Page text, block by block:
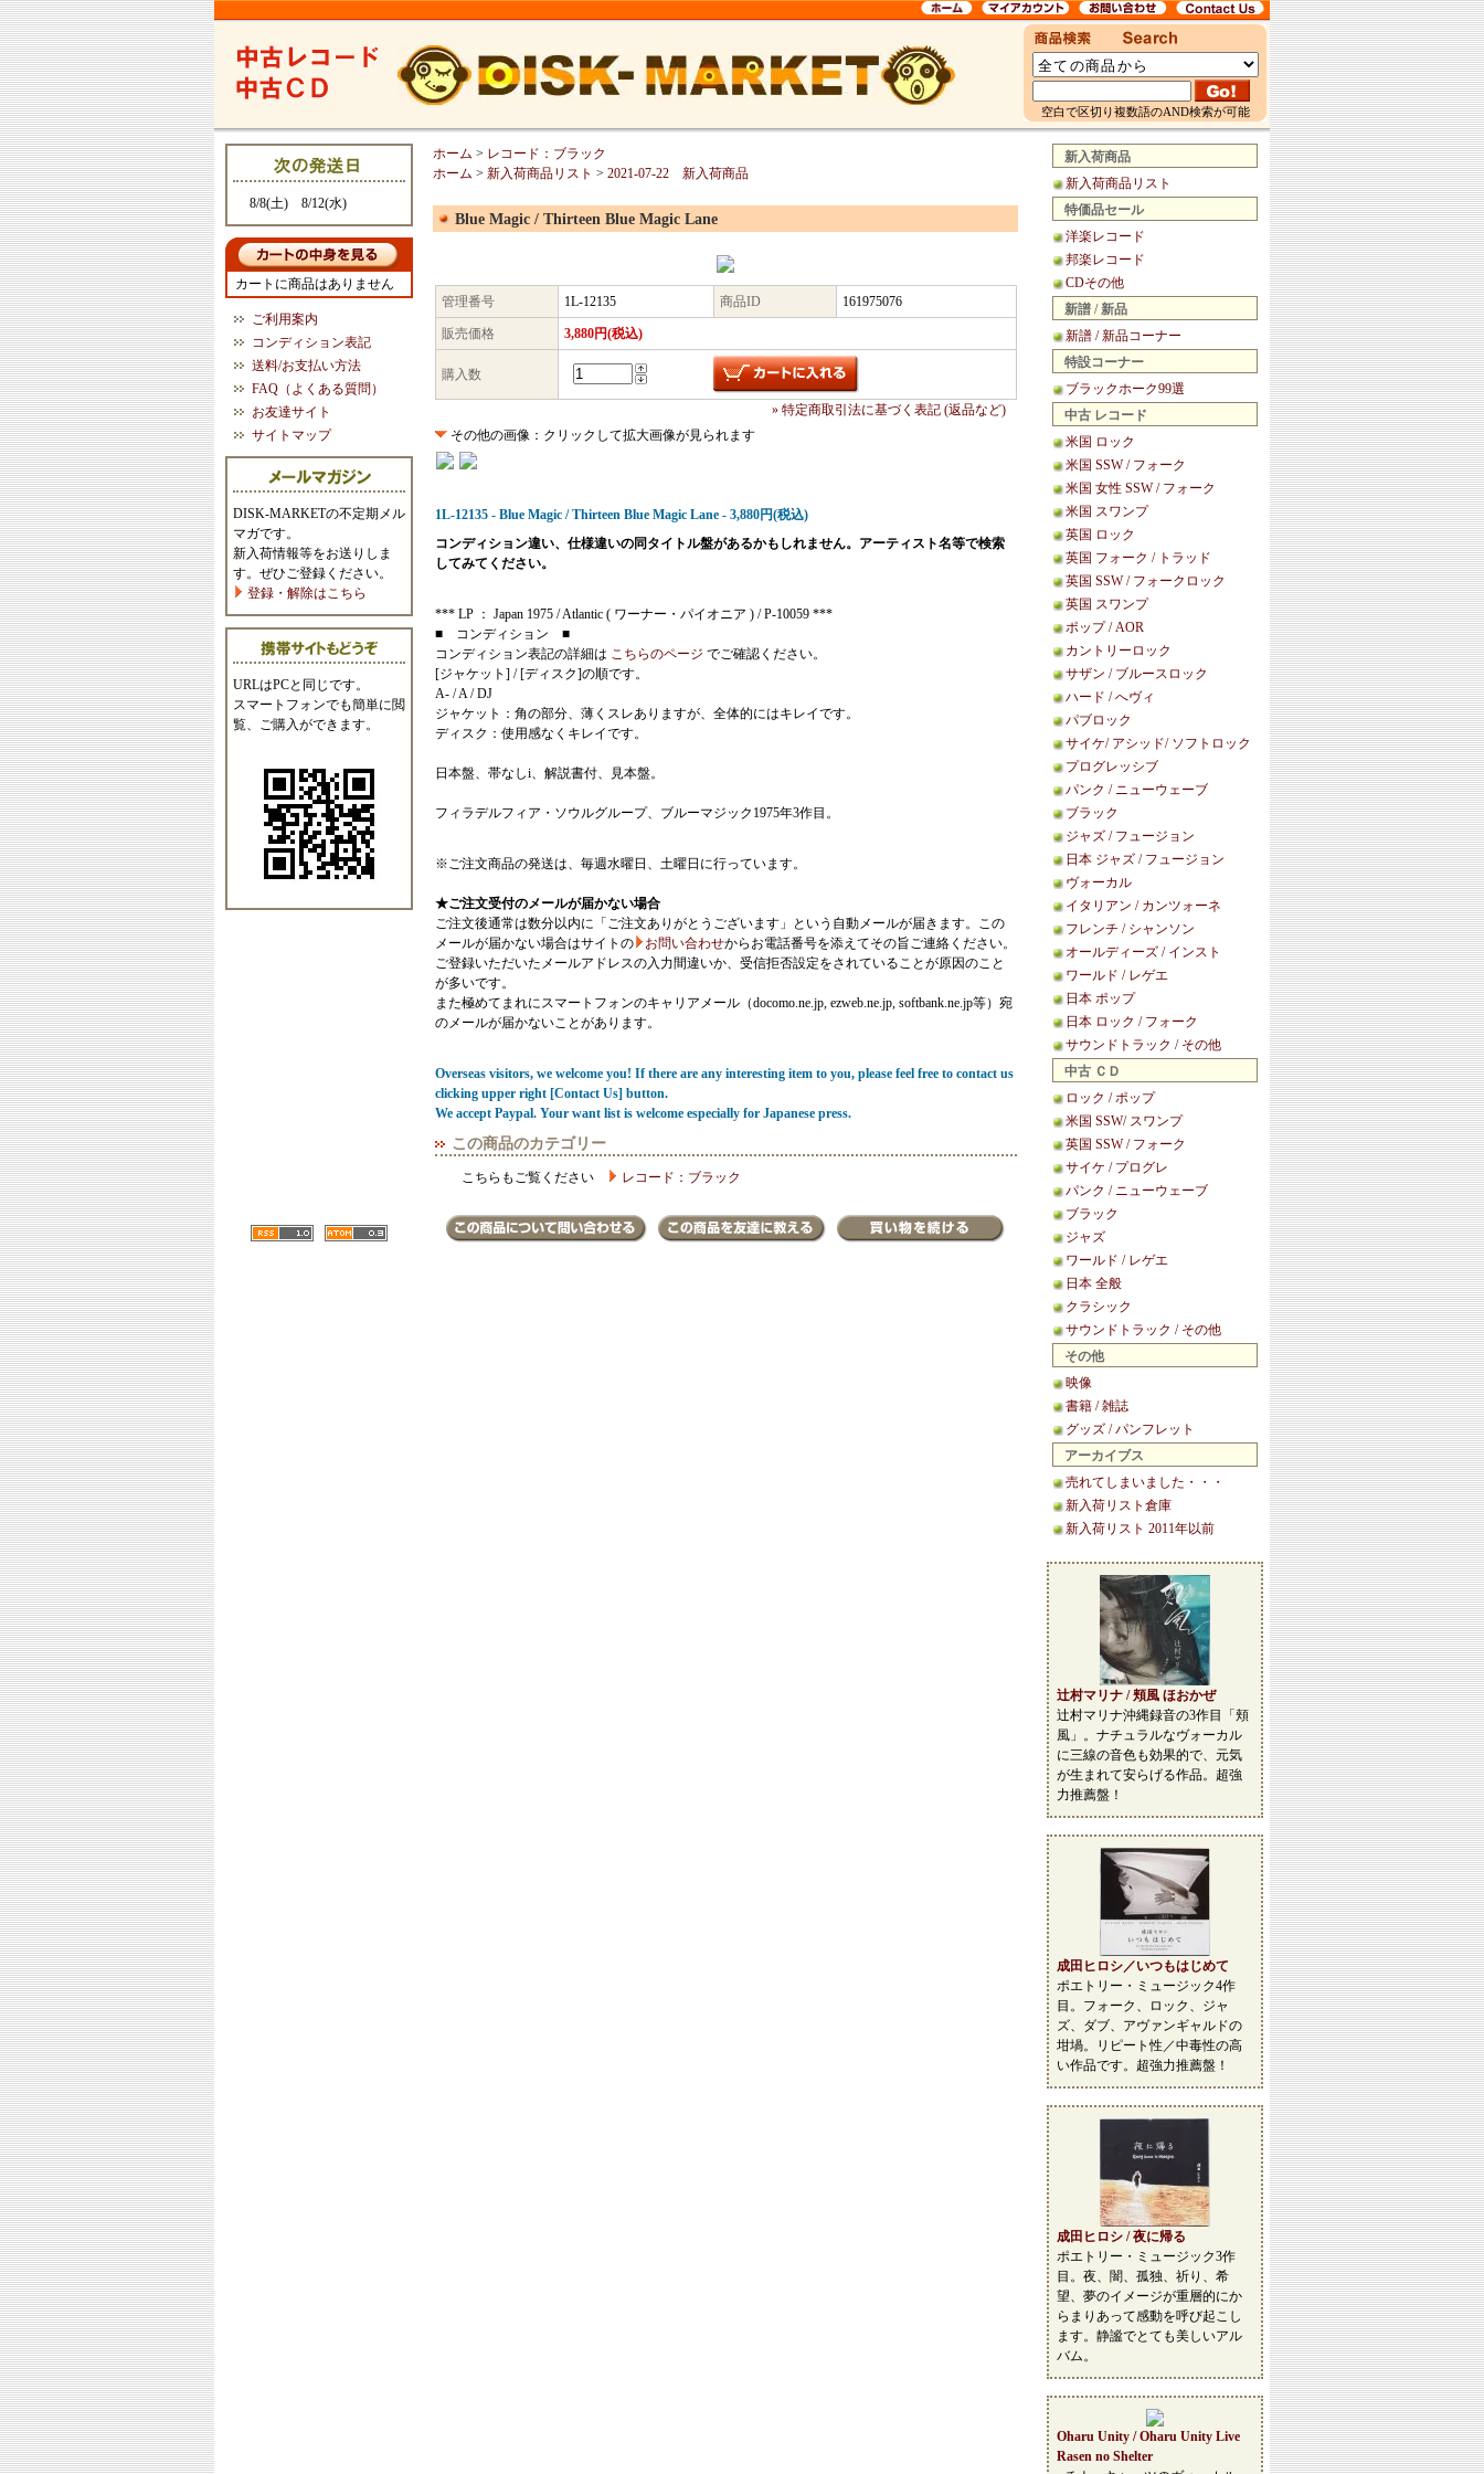
空白で区切り複数語のAND検索が可能
8/8(土) 8/12(水)
カートに商品はありません
ご利用案内
コンディション表記
送料/お支払い方法
FAQ（よくある質問）
お友達サイト
サイトマップ
DISK-MARKETの不定期メル
マガです。
新入荷情報等をお送りしま
す。ぜひご登録ください。
登録・解除はこちら
URLはPCと同じです。
スマートフォンでも簡単に閲
覧、ご購入ができます。
新入荷商品
新入荷商品リスト
特価品セール
洋楽レコード
邦楽レコード
CDその他
新譜 / 新品
新譜 / 新品コーナー
特設コーナー
ブラックホーク99選
中古 レコード
米国 ロック
米国 SSW / フォーク
米国 女性 SSW / フォーク
米国 スワンプ
英国 ロック
英国 フォーク / トラッド
英国 SSW / フォークロック
英国 スワンプ
ポップ / AOR
カントリーロック
サザン / ブルースロック
ハード / へヴィ
パブロック
サイケ/ アシッド/ ソフトロック
プログレッシブ
パンク / ニューウェーブ
ブラック
ジャズ / フュージョン
日本 ジャズ / フュージョン
ヴォーカル
イタリアン / カンツォーネ
フレンチ / シャンソン
オールディーズ / インスト
ワールド / レゲエ
日本 ポップ
日本 ロック / フォーク
サウンドトラック / その他
中古 ＣＤ
ロック / ポップ
米国 SSW/ スワンプ
英国 SSW / フォーク
サイケ / プログレ
パンク / ニューウェーブ
ブラック
ジャズ
ワールド / レゲエ
日本 全般
クラシック
サウンドトラック / その他
その他
映像
書籍 / 雑誌
グッズ / パンフレット
アーカイブス
売れてしまいました・・・
新入荷リスト倉庫
新入荷リスト 2011年以前
辻村マリナ / 頬風 ほおかぜ
辻村マリナ沖縄録音の3作目「頬
風」。ナチュラルなヴォーカル
に三線の音色も効果的で、元気
が生まれて安らげる作品。超強
力推薦盤！
成田ヒロシ／いつもはじめて
ポエトリー・ミュージック4作
目。フォーク、ロック、ジャ
ズ、ダブ、アヴァンギャルドの
坩堝。リピート性／中毒性の高
い作品です。超強力推薦盤！
成田ヒロシ / 夜に帰る
ポエトリー・ミュージック3作
目。夜、闇、孤独、祈り、希
望、夢のイメージが重層的にか
らまりあって感動を呼び起こし
ます。静謐でとても美しいアル
バム。
Oharu Unity / Oharu Unity Live
Rasen no Shelter
ホーム > レコード：ブラック
ホーム > 新入荷商品リスト > 2021-07-22 新入荷商品
Blue Magic / Thirteen Blue Magic Lane
管理番号 1L-12135 商品ID 161975076
販売価格 3,880円(税込)
購入数
» 特定商取引法に基づく表記 (返品など)
その他の画像：クリックして拡大画像が見られます
1L-12135 - Blue Magic / Thirteen Blue Magic Lane - 3,880円(税込)
コンディション違い、仕様違いの同タイトル盤があるかもしれません。アーティスト名等で検索
してみてください。
*** LP ： Japan 1975 / Atlantic ( ワーナー・パイオニア ) / P-10059 ***
■ コンディション ■
コンディション表記の詳細は こちらのページ でご確認ください。
[ジャケット] / [ディスク]の順です。
A- / A / DJ
ジャケット：角の部分、薄くスレありますが、全体的にはキレイです。
ディスク：使用感なくキレイです。
日本盤、帯なしi、解説書付、見本盤。
フィラデルフィア・ソウルグループ、ブルーマジック1975年3作目。
※ご注文商品の発送は、毎週水曜日、土曜日に行っています。
★ご注文受付のメールが届かない場合
ご注文後通常は数分以内に「ご注文ありがとうございます」という自動メールが届きます。この
メールが届かない場合はサイトの
お問い合わせからお電話番号を添えてその旨ご連絡ください。
ご登録いただいたメールアドレスの入力間違いか、受信拒否設定をされていることが原因のこと
が多いです。
また極めてまれにスマートフォンのキャリアメール（docomo.ne.jp, ezweb.ne.jp, softbank.ne.jp等）宛
のメールが届かないことがあります。
Overseas visitors, we welcome you! If there are any interesting item to you, please feel free to contact us
clicking upper right [Contact Us] button.
We accept Paypal. Your want list is welcome especially for Japanese press.
この商品のカテゴリー
こちらもご覧ください レコード：ブラック